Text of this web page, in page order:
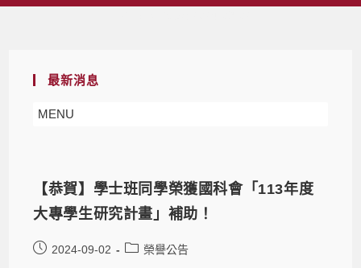
最新消息
MENU
【恭賀】學士班同學榮獲國科會「113年度
大專學生研究計畫」補助！
2024-09-02 榮譽公告